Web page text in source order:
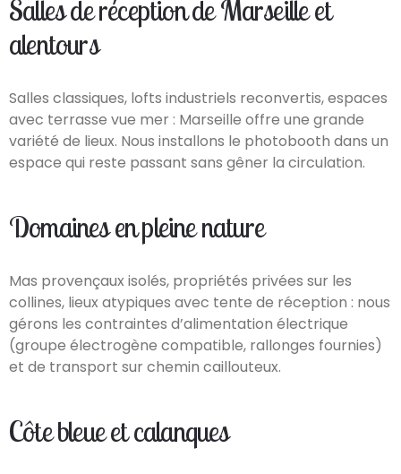
Salles de réception de Marseille et
alentours
Salles classiques, lofts industriels reconvertis, espaces
avec terrasse vue mer : Marseille offre une grande
variété de lieux. Nous installons le photobooth dans un
espace qui reste passant sans gêner la circulation.
Domaines en pleine nature
Mas provençaux isolés, propriétés privées sur les
collines, lieux atypiques avec tente de réception : nous
gérons les contraintes d’alimentation électrique
(groupe électrogène compatible, rallonges fournies)
et de transport sur chemin caillouteux.
Côte bleue et calanques